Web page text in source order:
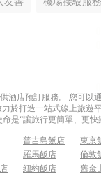
酒店預訂服務。 您可
力於打造一站式線上旅
是“讓旅行更簡單、更
普吉島飯店
東京
羅馬飯店
倫敦
紐約飯店
舊金